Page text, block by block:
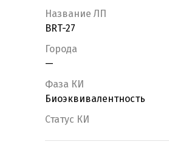
Название ЛП
BRT-27
Города
—
Фаза КИ
Биоэквивалентность
Статус КИ